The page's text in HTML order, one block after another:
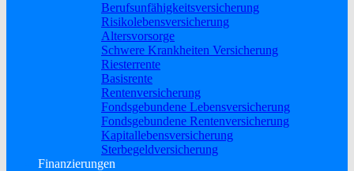
Berufs­unfähigkeitsversicherung
Risikolebensversicherung
Altersvorsorge
Schwere Krankheiten Versicherung
Riesterrente
Basisrente
Rentenversicherung
Fondsgebundene Lebensversicherung
Fondsgebundene Rentenversicherung
Kapitallebensversicherung
Sterbegeldversicherung
Finanzierungen